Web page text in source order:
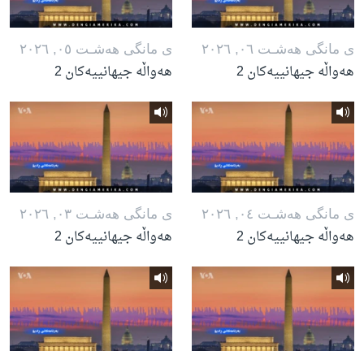
ی مانگی هه‌شـت ٠٦, ٢٠٢٦
هەواڵە جیهانییەکان 2
ی مانگی هه‌شـت ٠٥, ٢٠٢٦
هەواڵە جیهانییەکان 2
ی مانگی هه‌شـت ٠٤, ٢٠٢٦
هەواڵە جیهانییەکان 2
ی مانگی هه‌شـت ٠٣, ٢٠٢٦
هەواڵە جیهانییەکان 2